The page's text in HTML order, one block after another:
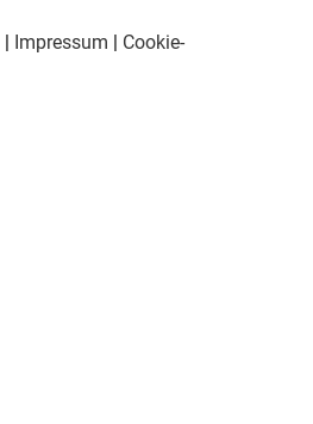
| Impressum | Cookie-